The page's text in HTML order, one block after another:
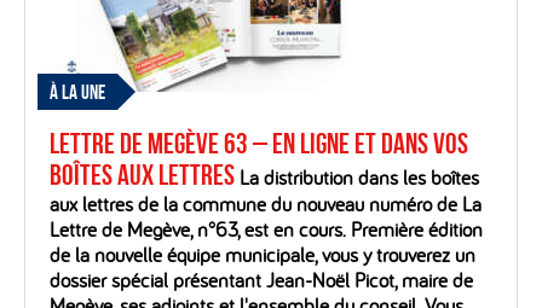
À LA UNE
Lettre de Megève 63 – En ligne et dans vos
boîtes aux lettres La distribution dans les boîtes
aux lettres de la commune du nouveau numéro de La
Lettre de Megève, n°63, est en cours. Première édition
de la nouvelle équipe municipale, vous y trouverez un
dossier spécial présentant Jean-Noël Picot, maire de